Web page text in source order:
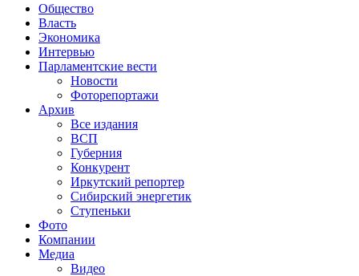
Общество
Власть
Экономика
Интервью
Парламентские вести
Новости
Фоторепортажи
Архив
Все издания
ВСП
Губерния
Конкурент
Иркутский репортер
Сибирский энергетик
Ступеньки
Фото
Компании
Медиа
Видео